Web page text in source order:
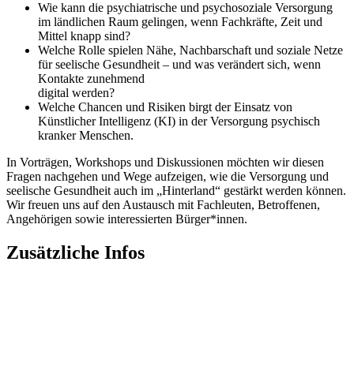
Wie kann die psychiatrische und psychosoziale Versorgung
im ländlichen Raum gelingen, wenn Fachkräfte, Zeit und
Mittel knapp sind?
Welche Rolle spielen Nähe, Nachbarschaft und soziale Netze
für seelische Gesundheit – und was verändert sich, wenn
Kontakte zunehmend
digital werden?
Welche Chancen und Risiken birgt der Einsatz von
Künstlicher Intelligenz (KI) in der Versorgung psychisch
kranker Menschen.
In Vorträgen, Workshops und Diskussionen möchten wir diesen
Fragen nachgehen und Wege aufzeigen, wie die Versorgung und
seelische Gesundheit auch im „Hinterland“ gestärkt werden können.
Wir freuen uns auf den Austausch mit Fachleuten, Betroffenen,
Angehörigen sowie interessierten Bürger*innen.
Zusätzliche Infos